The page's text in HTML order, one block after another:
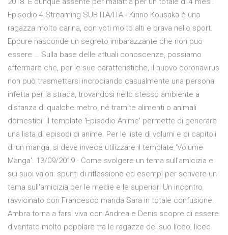
Episodio 4 Streaming SUB ITA/ITA - Kirino Kousaka è una
ragazza molto carina, con voti molto alti e brava nello sport.
Eppure nasconde un segreto imbarazzante che non puo
essere … Sulla base delle attuali conoscenze, possiamo
affermare che, per le sue caratteristiche, il nuovo coronavirus
non può trasmettersi incrociando casualmente una persona
infetta per la strada, trovandosi nello stesso ambiente a
distanza di qualche metro, né tramite alimenti o animali
domestici. Il template 'Episodio Anime' permette di generare
una lista di episodi di anime. Per le liste di volumi e di capitoli
di un manga, si deve invece utilizzare il template 'Volume
Manga'. 13/09/2019 · Come svolgere un tema sull'amicizia e
sui suoi valori: spunti di riflessione ed esempi per scrivere un
tema sull'amicizia per le medie e le superiori Un incontro
ravvicinato con Francesco manda Sara in totale confusione.
Ambra torna a farsi viva con Andrea e Denis scopre di essere
diventato molto popolare tra le ragazze del suo liceo, liceo